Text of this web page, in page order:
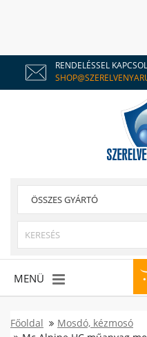
RENDELÉSSEL
MENÜ
Főoldal
Mosdó, kézmosó